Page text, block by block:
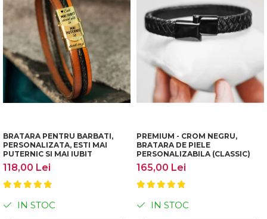
BRATARA PENTRU BARBATI,
PERSONALIZATA, ESTI MAI
PUTERNIC SI MAI IUBIT
118,00 Lei
IN STOC
PREMIUM - CROM NEGRU,
BRATARA DE PIELE
PERSONALIZABILA (CLASSIC)
165,00 Lei
IN STOC